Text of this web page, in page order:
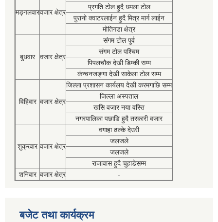
मङ्गलवारवजार क्षेत्र
प्रगति टोल हुदै धमला टोल
पुरानो क्वाटरलाईन हुदै मित्र मार्ग लाईन
मोतिगडा क्षेत्र
बुधवार वजार क्षेत्र
संगम टोल पुर्व
संगम टोल पश्चिम
पिपलचौक देखी डिम्की सम्म
कंन्चनजङ्गा देखी साकेला टोल सम्म
विहिवार वजार क्षेत्र
जिल्ला प्रशासन कार्यलय देखी करमगाछि सम्म
जिल्ला अस्पताल
खसि वजार नया वस्ति
नगरपालिका पछाडि हुदै तरकारी वजार
शुक्रवार वजार क्षेत्र
वगाहा ढल्के देउरी
जलजले
जलजले
राजावास हुदै चुहाडेसम्म
शनिवार वजार क्षेत्र -
बजेट तथा कार्यक्रम